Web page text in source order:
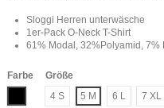
Sloggi Herren unterwäsche
1er-Pack O-Neck T-Shirt
61% Modal, 32%Polyamid, 7%
Farbe
Schwarz
Größe
4 S
5 M 6 L 7 XL